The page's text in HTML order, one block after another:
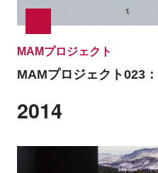
MAMプロジェクト
MAMプロジェクト023：
2014